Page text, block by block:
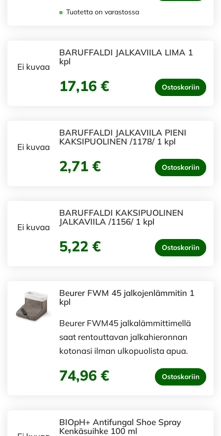
Tuotetta on varastossa
Ei kuvaa
BARUFFALDI JALKAVIILA LIMA 1
kpl
17,16 € Ostoskoriin
Ei kuvaa
BARUFFALDI JALKAVIILA PIENI
KAKSIPUOLINEN /1178/ 1 kpl
2,71 € Ostoskoriin
Ei kuvaa
BARUFFALDI KAKSIPUOLINEN
JALKAVIILA /1156/ 1 kpl
5,22 € Ostoskoriin
Beurer FWM 45 jalkojenlämmitin 1
kpl
Beurer FWM45 jalkalämmittimellä
saat rentouttavan jalkahieronnan
kotonasi ilman ulkopuolista apua.
74,96 € Ostoskoriin
BIOpH+ Antifungal Shoe Spray
Kenkäsuihke 100 ml